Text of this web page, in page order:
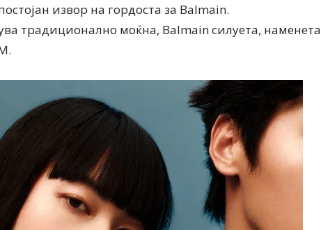
извор на гордоста за Balmain.
традиционално моќна, Balmain силуета, наменета